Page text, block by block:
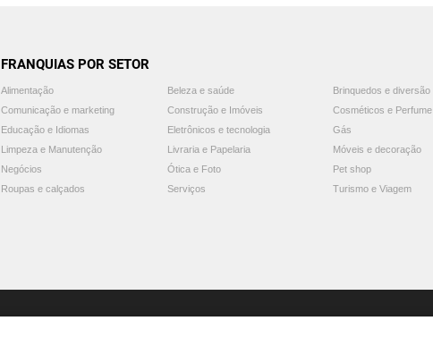
FRANQUIAS POR SETOR
Alimentação Beleza e saúde
Brinquedos e diversão
Comunicação e marketing
Construção e Imóveis
Cosméticos e Perfume
Educação e Idiomas
Eletrônicos e tecnologia
Gás
Limpeza e Manutenção
Livraria e Papelaria
Móveis e decoração
Negócios
Ótica e Foto
Pet shop
Roupas e calçados
Serviços Turismo e Viagem